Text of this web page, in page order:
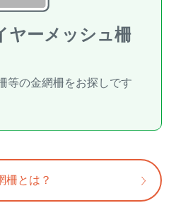
ヤーメッシュ柵
等の金網柵をお探しです
柵とは？
箱わな
クビシン・ネズミ等）